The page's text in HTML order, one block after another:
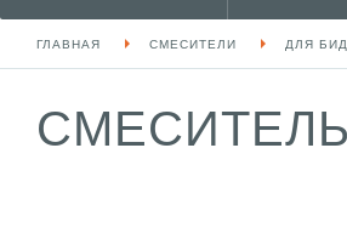
ГЛАВНАЯ СМЕСИТЕЛИ ДЛЯ
СМЕСИТЕЛЬ